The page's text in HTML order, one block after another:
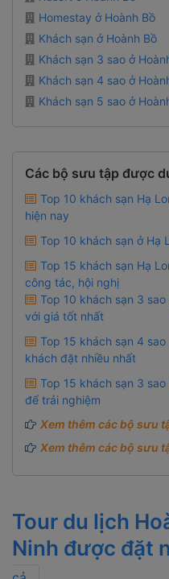
Homestay ở Hoành Bồ
Khách sạn ở Hoành Bồ
Khách sạn 3 sao ở
Khách sạn 4 sao ở
Khách sạn 5 sao ở
Các bộ sưu tập được
Top 10 khách sạn Hạ
hiện nay
Top 10 khách sạn ở Hạ
Top 15 khách sạn Hạ
công tác, hội nghị
Top 10 khách sạn 3
với giá tốt nhất
Top 15 khách sạn 4
khách đặt nhiều nhất
Top 15 khách sạn 3
để trải nghiệm
Xem thêm các bộ sưu
Xem thêm các bộ sưu
Tour du lịch
Ninh được đặt